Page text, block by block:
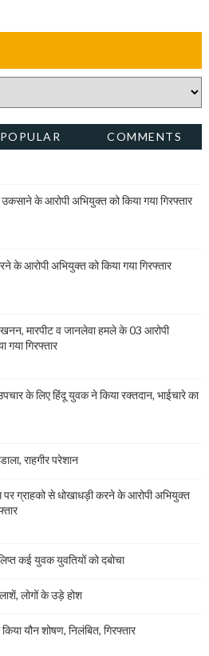
POPULAR COMMENTS
के आरोपी अभियुक्त को किया गया गिरफ्तार
के आरोपी अभियुक्त को किया गया गिरफ्तार
मारपीट व जानलेवा हमले के 03 आरोपी
गया गिरफ्तार
के लिए हिंदू युवक ने किया रक्तदान, भाईचारे का
राहगीर परेशान
पर ग्राहको से धोखाधड़ी करने के आरोपी अभियुक्त
कई युवक युवतियों को दबोचा
लोगों के उड़े होश
यौन शोषण, निलंबित, गिरफ्तार